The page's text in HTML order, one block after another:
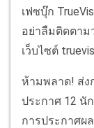
เฟซบุ๊ก
อย่าลืมติดตาม
เว็บไซต์
ห้ามพลาด! ส่ง
ประกาศ 12 นั
การประกาศผ